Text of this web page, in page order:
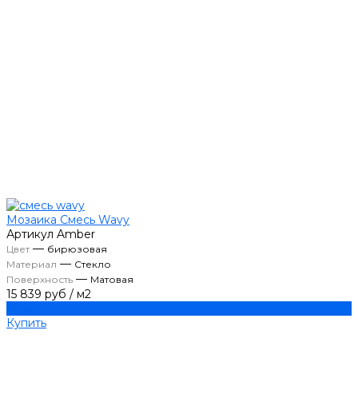
Мозаика Смесь Wavy
Артикул Amber
Цвет— бирюзовая
Материал — Стекло
Поверхность — Матовая
15 839 руб / м2
Купить